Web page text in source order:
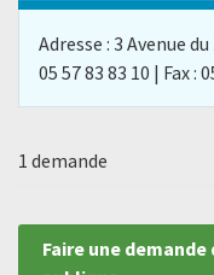
Adresse : 3 Avenue
05 57 83 83 10 | Fax :
1 demande
Faire une